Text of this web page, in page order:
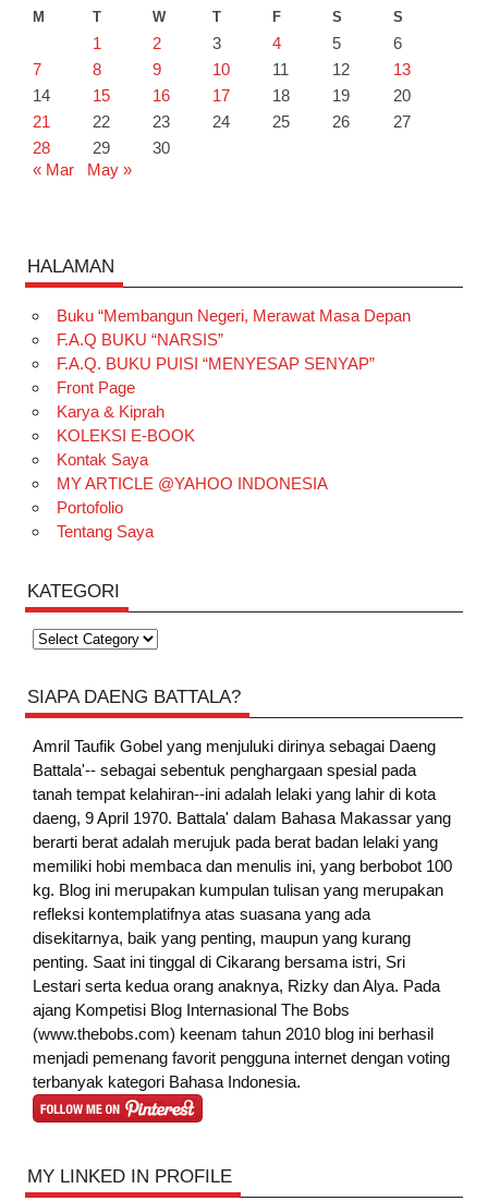
M T W T F S S
1 2 3 4 5
6
7
8 9 10 11 12
13
14
15 16 17 18 19
20
21
22 23 24 25 26
27
28
29
30
« Mar
May »
HALAMAN
Buku “Membangun Negeri, Merawat Masa Depan
F.A.Q BUKU “NARSIS”
F.A.Q. BUKU PUISI “MENYESAP SENYAP”
Front Page
Karya & Kiprah
KOLEKSI E-BOOK
Kontak Saya
MY ARTICLE @YAHOO INDONESIA
Portofolio
Tentang Saya
KATEGORI
Kategori
SIAPA DAENG BATTALA?
Amril Taufik Gobelyang menjuluki dirinya sebagai Daeng
Battala'-- sebagai sebentuk penghargaan spesial pada
tanah tempat kelahiran--ini adalah lelaki yang lahir di kota
daeng, 9 April 1970. Battala' dalam Bahasa Makassar yang
berarti berat adalah merujuk pada berat badan lelaki yang
memiliki hobi membaca dan menulis ini, yang berbobot 100
kg. Blog ini merupakan kumpulan tulisan yang merupakan
refleksi kontemplatifnya atas suasana yang ada
disekitarnya, baik yang penting, maupun yang kurang
penting. Saat ini tinggal di Cikarang bersama istri, Sri
Lestari serta kedua orang anaknya, Rizky dan Alya. Pada
ajang Kompetisi Blog Internasional The Bobs
(www.thebobs.com) keenam tahun 2010 blog ini berhasil
menjadi pemenang favorit pengguna internet dengan voting
terbanyak kategori Bahasa Indonesia.
MY LINKED IN PROFILE